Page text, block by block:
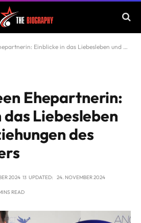
Einblicke in das Liebesleben und die Beziehungen des Schauspielers
Ehepartnerin:
das Liebesleben
des
2024 UPDATED: 24. NOVEMBER 2024
READ